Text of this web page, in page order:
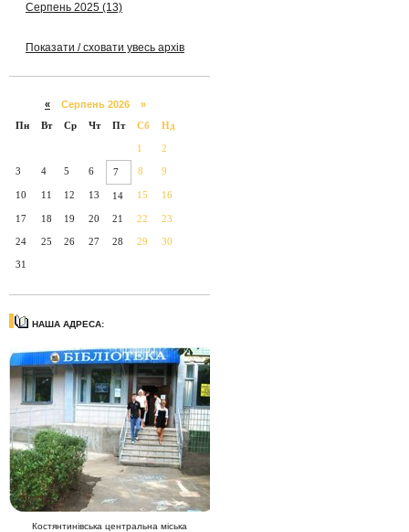
Серпень 2025 (13)
Показати / сховати увесь архів
« Серпень 2026 »
Пн
Вт Ср Чт Пт Сб Нд
1 2
3 4 5 6 7 8 9
10 11 12 13 14 15 16
17 18 19 20 21 22 23
24 25 26 27 28 29 30
31
НАША АДРЕСА:
Костянтинівська центральна міська